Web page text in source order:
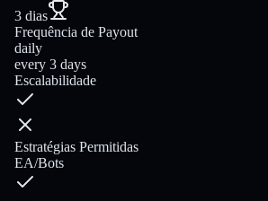
3 dias
Frequência de Payout
daily
every 3 days
Escalabilidade
Estratégias Permitidas
EA/Bots